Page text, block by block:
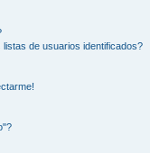
de usuarios identificados?